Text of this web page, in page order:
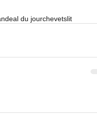
deal du jourchevetslit